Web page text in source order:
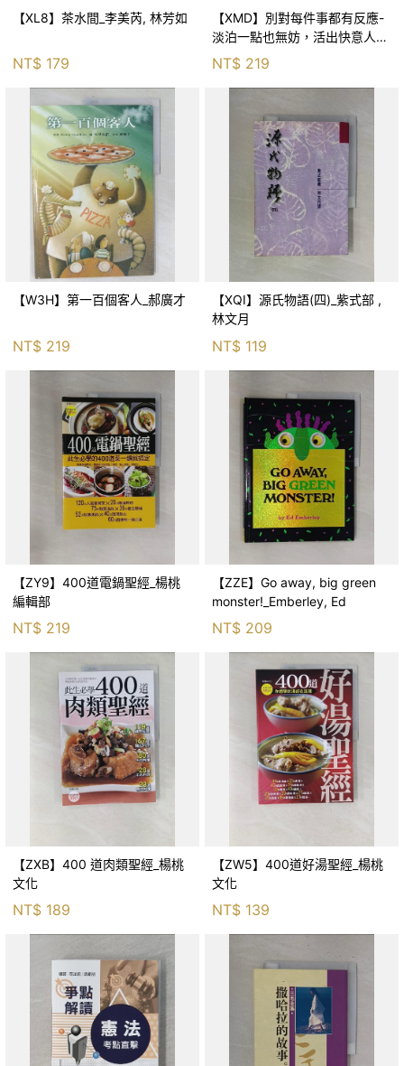
【XL8】茶水間_李美芮, 林芳如
NT$ 179
【XMD】別對每件事都有反應-
淡泊一點也無妨，活出快意人生
的99個禪練習！_枡野俊明, 黃
薇嬪
NT$ 219
【W3H】第一百個客人_郝廣才
NT$ 219
【XQI】源氏物語(四)_紫式部 ,
林文月
NT$ 119
【ZY9】400道電鍋聖經_楊桃
編輯部
NT$ 219
【ZZE】Go away, big green
monster!_Emberley, Ed
NT$ 209
【ZXB】400 道肉類聖經_楊桃
文化
NT$ 189
【ZW5】400道好湯聖經_楊桃
文化
NT$ 139